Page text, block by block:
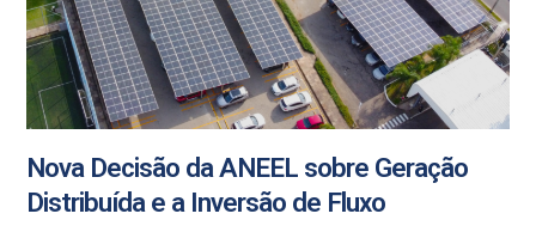
Nova Decisão da ANEEL sobre Geração
Distribuída e a Inversão de Fluxo